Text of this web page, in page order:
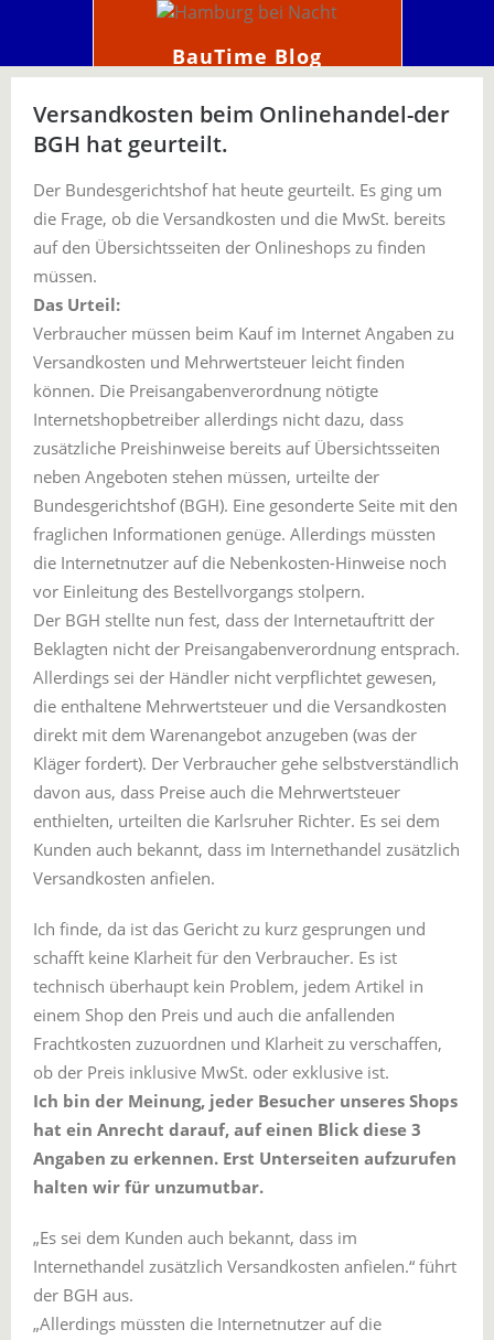
BauTime Blog
Versandkosten beim Onlinehandel-der
BGH hat geurteilt.
Der Bundesgerichtshof hat heute geurteilt. Es ging um
die Frage, ob die Versandkosten und die MwSt. bereits
auf den Übersichtsseiten der Onlineshops zu finden
müssen.
Das Urteil:
Verbraucher müssen beim Kauf im Internet Angaben zu
Versandkosten und Mehrwertsteuer leicht finden
können. Die Preisangabenverordnung nötigte
Internetshopbetreiber allerdings nicht dazu, dass
zusätzliche Preishinweise bereits auf Übersichtsseiten
neben Angeboten stehen müssen, urteilte der
Bundesgerichtshof (BGH). Eine gesonderte Seite mit den
fraglichen Informationen genüge. Allerdings müssten
die Internetnutzer auf die Nebenkosten-Hinweise noch
vor Einleitung des Bestellvorgangs stolpern.
Der BGH stellte nun fest, dass der Internetauftritt der
Beklagten nicht der Preisangabenverordnung entsprach.
Allerdings sei der Händler nicht verpflichtet gewesen,
die enthaltene Mehrwertsteuer und die Versandkosten
direkt mit dem Warenangebot anzugeben (was der
Kläger fordert). Der Verbraucher gehe selbstverständlich
davon aus, dass Preise auch die Mehrwertsteuer
enthielten, urteilten die Karlsruher Richter. Es sei dem
Kunden auch bekannt, dass im Internethandel zusätzlich
Versandkosten anfielen.
Ich finde, da ist das Gericht zu kurz gesprungen und
schafft keine Klarheit für den Verbraucher. Es ist
technisch überhaupt kein Problem, jedem Artikel in
einem Shop den Preis und auch die anfallenden
Frachtkosten zuzuordnen und Klarheit zu verschaffen,
ob der Preis inklusive MwSt. oder exklusive ist.
Ich bin der Meinung, jeder Besucher unseres Shops
hat ein Anrecht darauf, auf einen Blick diese 3
Angaben zu erkennen. Erst Unterseiten aufzurufen
halten wir für unzumutbar.
„Es sei dem Kunden auch bekannt, dass im
Internethandel zusätzlich Versandkosten anfielen.“ führt
der BGH aus.
„Allerdings müssten die Internetnutzer auf die